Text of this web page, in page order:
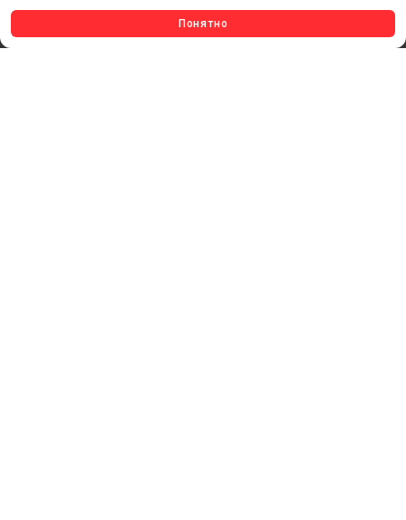
Понятно
КРАСКИ, ЧЕРНИЛА, КАРТРИДЖИ
МОБИЛЬНЫЕ СТЕНДЫ И POSM